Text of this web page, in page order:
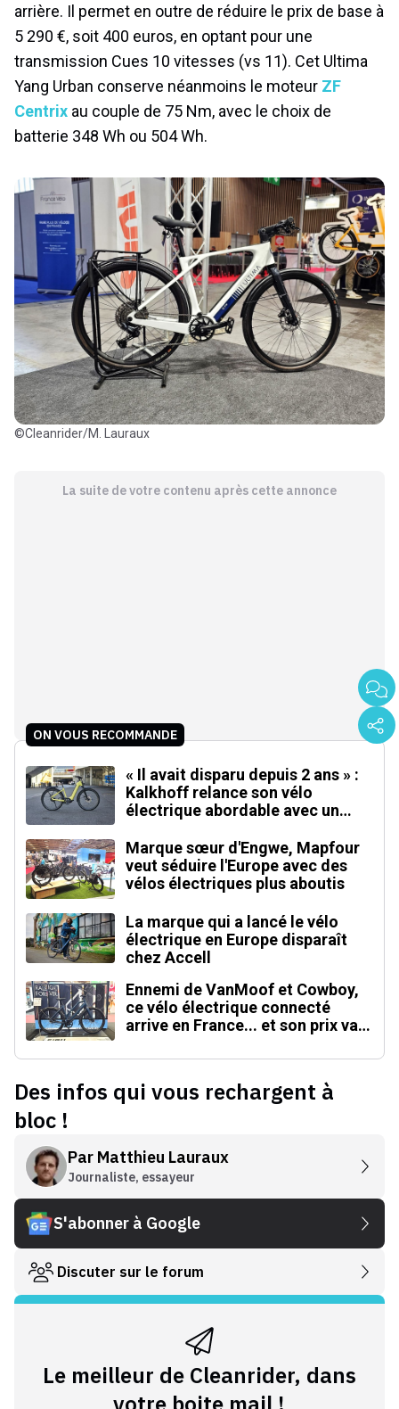
arrière. Il permet en outre de réduire le prix de base à
5 290 €, soit 400 euros, en optant pour une
transmission Cues 10 vitesses (vs 11). Cet Ultima
Yang Urban conserve néanmoins le moteur ZF
Centrix au couple de 75 Nm, avec le choix de
batterie 348 Wh ou 504 Wh.
©Cleanrider/M. Lauraux
La suite de votre contenu après cette annonce
ON VOUS RECOMMANDE
« Il avait disparu depuis 2 ans » :
Kalkhoff relance son vélo
électrique abordable avec un
Marque sœur d'Engwe, Mapfour
veut séduire l'Europe avec des
vélos électriques plus aboutis
La marque qui a lancé le vélo
électrique en Europe disparaît
chez Accell
Ennemi de VanMoof et Cowboy,
ce vélo électrique connecté
arrive en France... et son prix va
Des infos qui vous rechargent à
bloc !
Par Matthieu Lauraux
Journaliste, essayeur
S'abonner à Google
Discuter sur le forum
Le meilleur de Cleanrider, dans